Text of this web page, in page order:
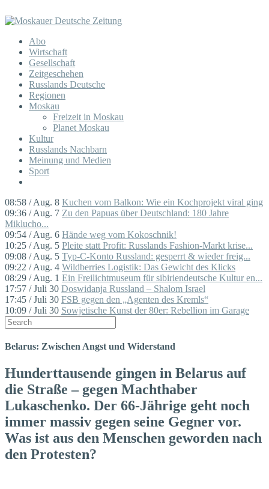
Abo
Wirtschaft
Gesellschaft
Zeitgeschehen
Russlands Deutsche
Regionen
Moskau
Freizeit in Moskau
Planet Moskau
Kultur
Russlands Nachbarn
Meinung und Medien
Sport
08:58 / Aug. 8 Kuchen vom Balkon: Wie ein Kochprojekt viral ging
09:36 / Aug. 7 Zu den Papuas über Deutschland: 180 Jahre
Miklucho...
09:54 / Aug. 6 Hände weg vom Kokoschnik!
10:25 / Aug. 5 Pleite statt Profit: Russlands Fashion-Markt krise...
09:08 / Aug. 5 Typ-C-Konto Russland: gesperrt & wieder freig...
09:22 / Aug. 4 Wildberries Logistik: Das Gewicht des Klicks
08:29 / Aug. 1 Ein Freilichtmuseum für sibiriendeutsche Kultur en...
17:57 / Juli 30 Doswidanja Russland – Shalom Israel
17:45 / Juli 30 FSB gegen den „Agenten des Kremls“
10:09 / Juli 30 Sowjetische Kunst der 80er: Rebellion im Garage
Belarus: Zwischen Angst und Widerstand
Hunderttausende gingen in Belarus auf
die Straße – gegen Machthaber
Lukaschenko. Der 66-Jährige geht noch
immer massiv gegen seine Gegner vor.
Was ist aus den Menschen geworden nach
den Protesten?